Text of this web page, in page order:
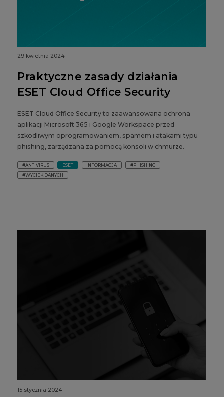
29 kwietnia 2024
Praktyczne zasady działania
ESET Cloud Office Security
ESET Cloud Office Security to zaawansowana ochrona
aplikacji Microsoft 365 i Google Workspace przed
szkodliwym oprogramowaniem, spamem i atakami typu
phishing, zarządzana za pomocą konsoli w chmurze.
#ANTIVIRUS ESET INFORMACJA
#PHISHING
#WYCIEK DANYCH
15 stycznia 2024